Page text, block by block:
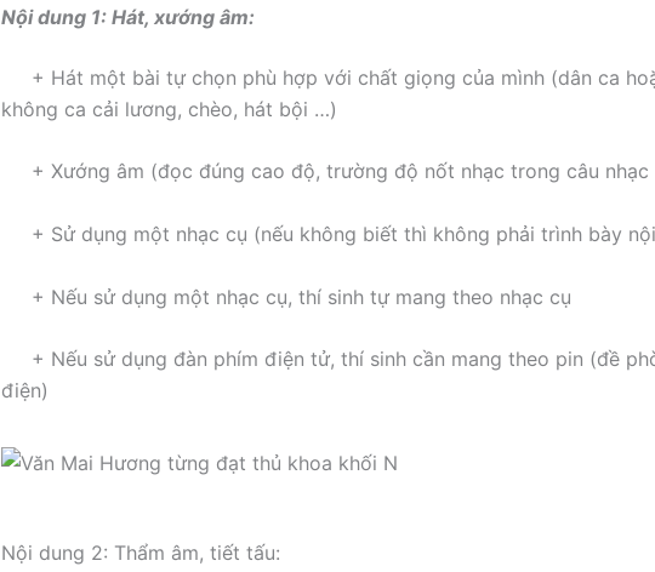
Nội dung 1: Hát, xướng âm:
+ Hát một bài tự chọn phù hợp với chất giọng của mình (dân ca
không ca cải lương, chèo, hát bội …)
+ Xướng âm (đọc đúng cao độ, trường độ nốt nhạc trong câu nhạc
+ Sử dụng một nhạc cụ (nếu không biết thì không phải trình bày
+ Nếu sử dụng một nhạc cụ, thí sinh tự mang theo nhạc cụ
+ Nếu sử dụng đàn phím điện tử, thí sinh cần mang theo pin (đề
điện)
Nội dung 2: Thẩm âm, tiết tấu: